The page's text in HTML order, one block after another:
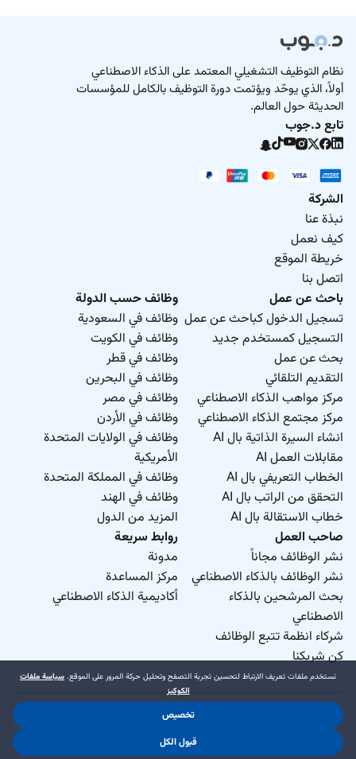
نظام التوظيف التشغيلي المعتمد على الذكاء الاصطناعي
أولاً، الذي يوحّد ويؤتمت دورة التوظيف بالكامل للمؤسسات
الحديثة حول العالم.
تابع د.جوب
الشركة
نبذة عنا
كيف نعمل
خريطة الموقع
اتصل بنا
باحث عن عمل
تسجيل الدخول كباحث عن عمل
التسجيل كمستخدم جديد
بحث عن عمل
التقديم التلقائي
مركز مواهب الذكاء الاصطناعي
مركز مجتمع الذكاء الاصطناعي
انشاء السيرة الذاتية بال AI
مقابلات العمل AI
الخطاب التعريفي بال AI
التحقق من الراتب بال AI
خطاب الاستقالة بال AI
وظائف حسب الدولة
وظائف في السعودية
وظائف في الكويت
وظائف في قطر
وظائف في البحرين
وظائف في مصر
وظائف في الأردن
وظائف في الولايات المتحدة
الأمريكية
وظائف في المملكة المتحدة
وظائف في الهند
المزيد من الدول
صاحب العمل
نشر الوظائف مجاناً
نشر الوظائف بالذكاء الاصطناعي
بحث المرشحين بالذكاء
الاصطناعي
شركاء انظمة تتبع الوظائف
كن شريكنا
روابط سريعة
مدونة
مركز المساعدة
أكاديمية الذكاء الاصطناعي
سياسة الخصوصية
نستخدم ملفات تعريف الارتباط لتحسين تجربة التصفح وتحليل حركة المرور على الموقع. سياسة ملفات
الكوكيز
تخصيص
قبول الكل